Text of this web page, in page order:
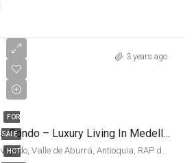
3 years ago
FOR
SALE
HOT
Alto De Las Palmas Condo – Luxury Living In Medellín